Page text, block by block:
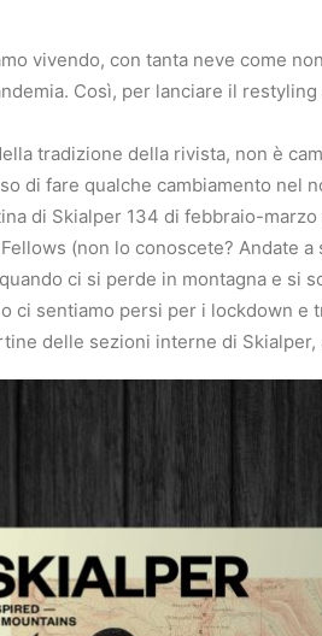
vivendo, con tanta neve come
Così, per lanciare il
tradizione della rivista, non è
di fare qualche cambiamento nel
di Skialper 134 di febbraio-
(non lo conoscete? Andate
ci si perde in montagna e si
ci sentiamo persi per i lockdown
delle sezioni interne di